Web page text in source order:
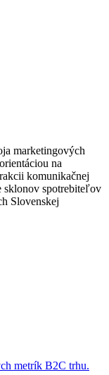
marketingových
na
komunikačnej
sklonov spotrebiteľov
Slovenskej
metrík B2C trhu.